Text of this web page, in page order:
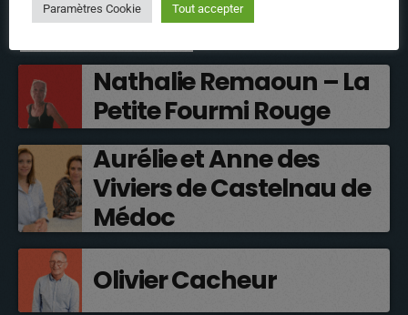
Nathalie Remaoun – La
Petite Fourmi Rouge
Aurélie et Anne des
Viviers de Castelnau de
Médoc
Olivier Cacheur
Paramètres Cookie Tout accepter